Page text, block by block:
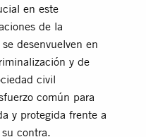
en este
de la
desenvuelven en
y de
civil
común para
y protegida frente a
contra.